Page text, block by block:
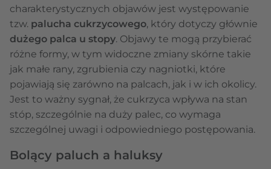
charakterystycznych objawów jest występowanie
tzw. palucha cukrzycowego, który dotyczy głównie
dużego palca u stopy. Objawy te mogą przybierać
różne formy, w tym widoczne zmiany skórne takie
jak małe rany, zgrubienia czy nagniotki, które
pojawiają się zarówno na palcach, jak i w ich okolicy.
Jest to ważny sygnał, że cukrzyca wpływa na stan
stóp, szczególnie na duży palec, co wymaga
szczególnej uwagi i odpowiedniego postępowania.
Bolący paluch a haluksy